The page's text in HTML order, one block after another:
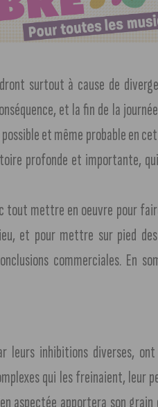
surtout à cause de
et la fin de la
et même probable en
profonde et importante,
tout mettre en oeuvre pour
et pour mettre sur pied des
commerciales. En
leurs inhibitions diverses,
qui les freinaient, leur
aspectée apportera son